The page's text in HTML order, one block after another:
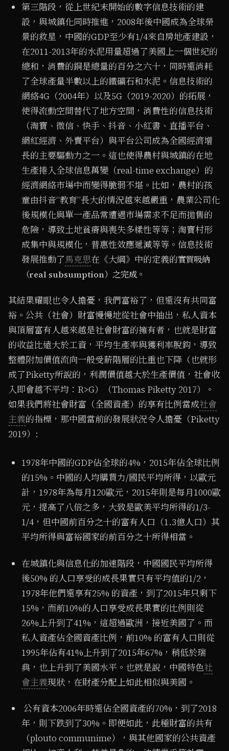
第三階段，從上世紀末開始的數字信息技術的建
設，與城鎮化同時推進，2008年後中國成為全球榮
景的救星，中國的GDP至少有1/4來自房地產建設，
在2011-2013年的水泥用量超過了美國上一個世紀的
總和，消費的銅是總量的百分之六十，同時還消耗
了全球產量半數以上的鐵礦石和水泥。信息技術的
網絡4G（2004年）以及5G（2019-2020）的拓展，
使得流動空間替代了地方空間，消費性的信息技術
（淘寶、微信、快手、抖音、小紅書、直播平台、
網紅經濟、外賣平台）與平台公司成為全國經濟增
長的主要驅動力之一。這也使得農村與城鎮的在地
生產捲入全球信息萬變（real-time exchange）的
經濟網絡市場中而變得脆弱不堪。比如，農村的孩
童由抖音“教育”長大的情況越來越嚴重，農業公司化
後規模化與單一產品常遭遇市場需求不足而拋售的
危險，導致土地貧瘠與喪失多樣性等等；淘寶村形
成集中與規模化，普惠性效應遞減等等。信息技術
發展推動了馬克思在《大綱》中的定義的實質吸納
（real subsumption）之完成。
其結果耀眼也令人擔憂，我們富裕了，但還沒有共同富
裕。公共（社會）財富慢慢地從社會中抽出，私人資本
與頂層富有人越來越是社會財富的擁有者，也就是財富
的收益比遠大於工資，平均生產率與獲利率脫鈎，導致
整體附加價值流向一般受薪階層的比重也下降（也就形
成了Piketty所說的，利潤價值越大於生產價值，社會收
入即會越不平均：R>G）（Thomas Piketty 2017）。
如果我們將社會財富（全國資產）的享有比例當成社會
主義的指標，那中國當前的發展狀況令人擔憂（Piketty
2019）:
1978年中國的GDP佔全球的4%，2015年佔全球比例
的15%。中國的人均購買力/國民平均所得，以歐元
計，1978年為每月120歐元，2015年則是每月1000歐
元，提高了八倍之多，大致是歐美平均所得的1/3-
1/4，但中國前百分之十的富有人口（1.3億人口）其
平均所得與富裕國家的前百分之十所得相當。
在城鎮化與信息化的加速階段，中國國民平均所得
後50% 的人口享受的成長果實只有平均值的1/2，
1978年他們還享有25% 的資產，到了2015年只剩下
15%，而前10%的人口享受成長果實的比例則從
26%上升到了41%，這超過歐洲，接近美國了。而
私人資產佔全國資產比例，前10% 的富有人口則從
1995年佔有41%上升到了2015年67%，稍低於瑞
典，也上升到了美國水平。也就是說，中國特色社
會主義現狀，在財產分配上如此相似與美國。
公有資本2006年時還佔全國資產的70%，到了2018
年，則下跌到了30%。即便如此，此種財富的共有
（plouto communime），與其他國家的公共資產